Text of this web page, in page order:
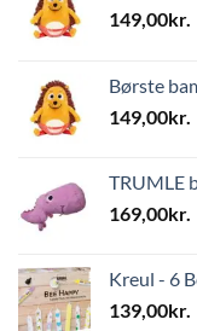
149,00kr.
Børste
149,00kr.
TRUMLE
169,00kr.
Kreul - 6
139,00kr.